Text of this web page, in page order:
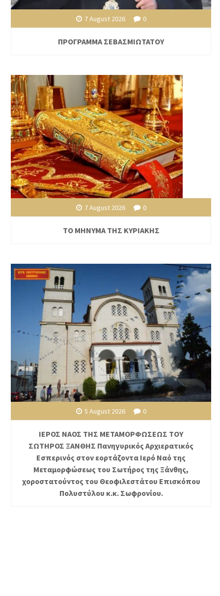
7 August 2026 0
ΠΡΟΓΡΑΜΜΑ ΣΕΒΑΣΜΙΩΤΑΤΟΥ
7 August 2026 0
ΤΟ ΜΗΝΥΜΑ ΤΗΣ ΚΥΡΙΑΚΗΣ
5 August 2026 0
ΙΕΡΟΣ ΝΑΟΣ ΤΗΣ ΜΕΤΑΜΟΡΦΩΣΕΩΣ ΤΟΥ
ΣΩΤΗΡΟΣ ΞΑΝΘΗΣ Πανηγυρικός Αρχιερατικός
Εσπερινός στον εορτάζοντα Ιερό Ναό της
Μεταμορφώσεως του Σωτήρος της Ξάνθης,
χοροστατούντος του Θεοφιλεστάτου Επισκόπου
Πολυστύλου κ.κ. Σωφρονίου.